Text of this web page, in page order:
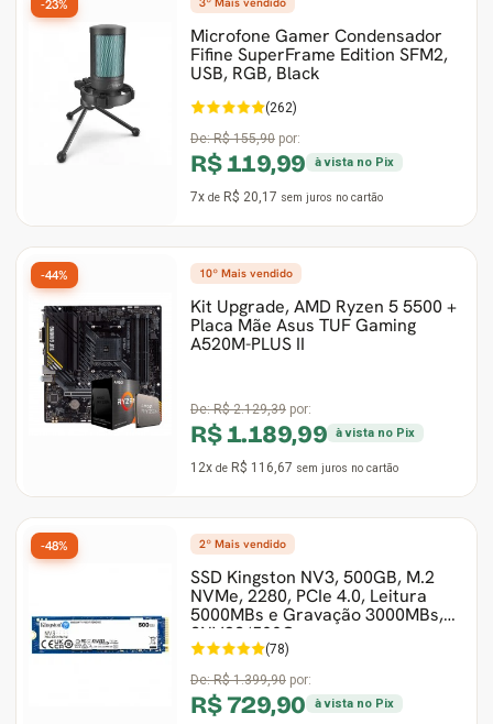
Microfone Gamer Condensador
Fifine SuperFrame Edition SFM2,
USB, RGB, Black
(262)
De:R$ 155,90 por:
R$ 119,99 à vista no Pix
7x de R$ 20,17 sem juros no cartão
-23%
10º Mais vendido
Kit Upgrade, AMD Ryzen 5 5500 +
Placa Mãe Asus TUF Gaming
A520M-PLUS II
De:R$ 2.129,39 por:
R$ 1.189,99 à vista no Pix
12x de R$ 116,67 sem juros no cartão
-44%
2º Mais vendido
SSD Kingston NV3, 500GB, M.2
NVMe, 2280, PCIe 4.0, Leitura
5000MBs e Gravação 3000MBs,
SNV3S/500G
(78)
De:R$ 1.399,90 por:
R$ 729,90 à vista no Pix
-48%